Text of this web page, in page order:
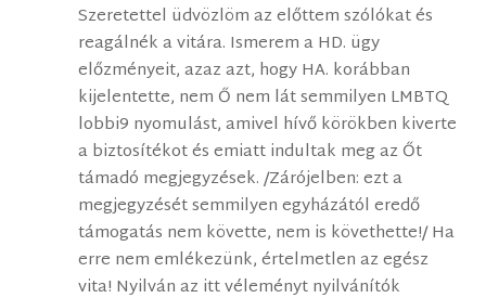
Szeretettel üdvözlöm az előttem szólókat és
reagálnék a vitára. Ismerem a HD. ügy
előzményeit, azaz azt, hogy HA. korábban
kijelentette, nem Ő nem lát semmilyen LMBTQ
lobbi9 nyomulást, amivel hívő körökben kiverte
a biztosítékot és emiatt indultak meg az Őt
támadó megjegyzések. /Zárójelben: ezt a
megjegyzését semmilyen egyházától eredő
támogatás nem követte, nem is követhette!/ Ha
erre nem emlékezünk, értelmetlen az egész
vita! Nyilván az itt véleményt nyilvánítók